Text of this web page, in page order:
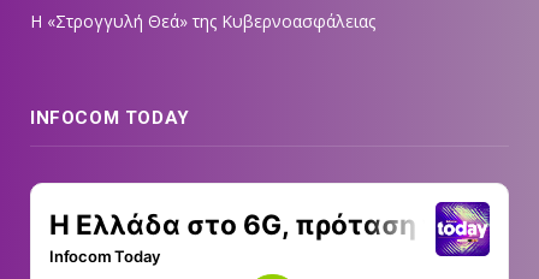
Η «Στρογγυλή Θεά» της Κυβερνοασφάλειας
INFOCOM TODAY